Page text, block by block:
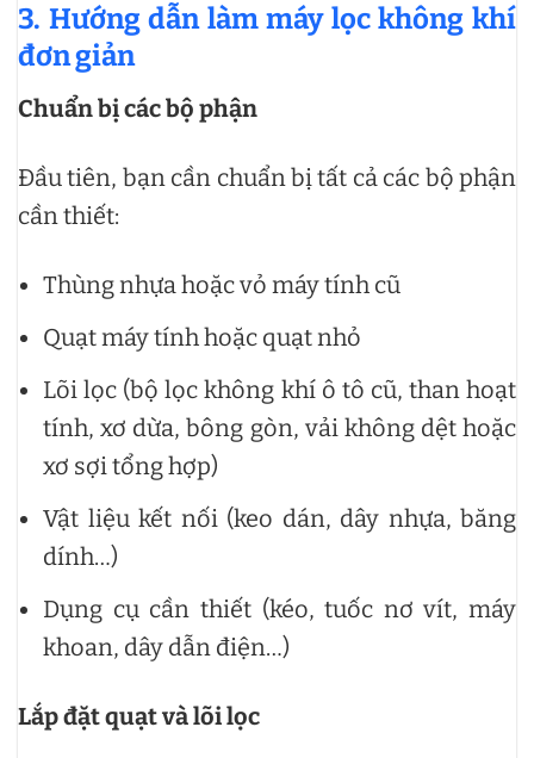
3. Hướng dẫn làm máy lọc không khí
đơn giản
Chuẩn bị các bộ phận
Đầu tiên, bạn cần chuẩn bị tất cả các bộ phận
cần thiết:
Thùng nhựa hoặc vỏ máy tính cũ
Quạt máy tính hoặc quạt nhỏ
Lõi lọc (bộ lọc không khí ô tô cũ, than hoạt
tính, xơ dừa, bông gòn, vải không dệt hoặc
xơ sợi tổng hợp)
Vật liệu kết nối (keo dán, dây nhựa, băng
dính…)
Dụng cụ cần thiết (kéo, tuốc nơ vít, máy
khoan, dây dẫn điện…)
Lắp đặt quạt và lõi lọc